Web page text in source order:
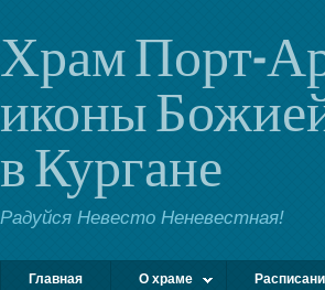
Храм Порт-
иконы
в Кургане
Радуйся Невесто Неневестная!
Главная О храме